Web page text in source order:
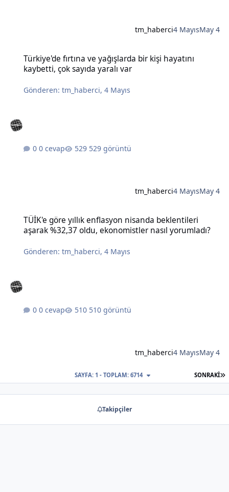
tm_haberci4 MayısMay 4
Türkiye'de fırtına ve yağışlarda bir kişi hayatını
kaybetti, çok sayıda yaralı var
Gönderen:tm_haberci,4 Mayıs
0 cevap 529 görüntü
tm_haberci4 MayısMay 4
TÜİK'e göre yıllık enflasyon nisanda beklentileri
aşarak %32,37 oldu, ekonomistler nasıl yorumladı?
Gönderen:tm_haberci,4 Mayıs
0 cevap 510 görüntü
tm_haberci4 MayısMay 4
SONRAKI
SAYFA: 1 - TOPLAM: 6714
Takipçiler